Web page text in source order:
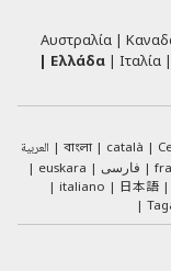
Αυστραλία
Ελλάδα
Ιταλία
العربية বাংলা català
euskara
فارسی
italiano
日本語